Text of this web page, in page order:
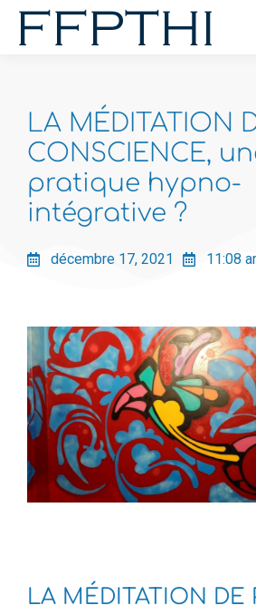
LA MÉDITATION
CONSCIENCE,
pratique hypno-
intégrative ?
décembre 17, 2021 11:08
LA MÉDITATION DE